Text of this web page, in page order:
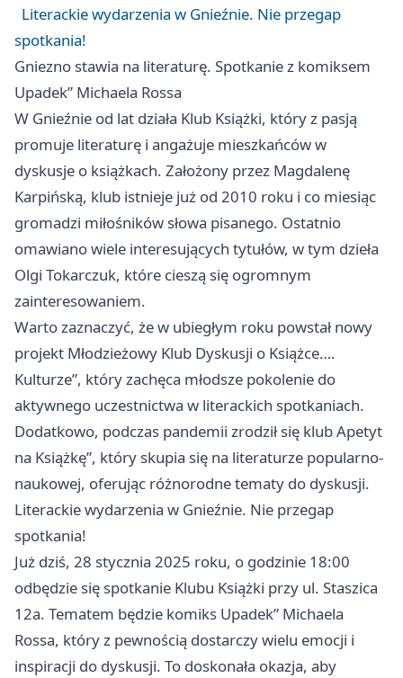
Literackie wydarzenia w Gnieźnie. Nie przegap
spotkania!
Gniezno stawia na literaturę. Spotkanie z komiksem
Upadek” Michaela Rossa
W Gnieźnie od lat działa Klub Książki, który z pasją
promuje literaturę i angażuje mieszkańców w
dyskusje o książkach. Założony przez Magdalenę
Karpińską, klub istnieje już od 2010 roku i co miesiąc
gromadzi miłośników słowa pisanego. Ostatnio
omawiano wiele interesujących tytułów, w tym dzieła
Olgi Tokarczuk, które cieszą się ogromnym
zainteresowaniem.
Warto zaznaczyć, że w ubiegłym roku powstał nowy
projekt Młodzieżowy Klub Dyskusji o Książce….
Kulturze”, który zachęca młodsze pokolenie do
aktywnego uczestnictwa w literackich spotkaniach.
Dodatkowo, podczas pandemii zrodził się klub Apetyt
na Książkę”, który skupia się na literaturze popularno-
naukowej, oferując różnorodne tematy do dyskusji.
Literackie wydarzenia w Gnieźnie. Nie przegap
spotkania!
Już dziś, 28 stycznia 2025 roku, o godzinie 18:00
odbędzie się spotkanie Klubu Książki przy ul. Staszica
12a. Tematem będzie komiks Upadek” Michaela
Rossa, który z pewnością dostarczy wielu emocji i
inspiracji do dyskusji. To doskonała okazja, aby